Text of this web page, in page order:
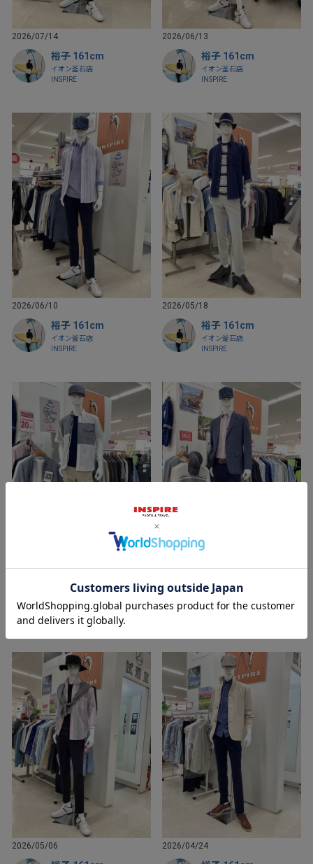
2026/07/14
裕子 161cm
イオン釜石店
INSPIRE
2026/06/13
裕子 161cm
イオン釜石店
INSPIRE
2026/06/10
裕子 161cm
イオン釜石店
INSPIRE
2026/05/18
裕子 161cm
イオン釜石店
INSPIRE
裕子 161cm
イオン釜石店
INSPIRE
裕子 161cm
イオン釜石店
2026/05/06 2026/04/24